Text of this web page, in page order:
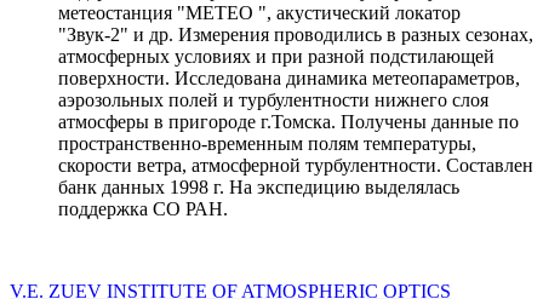
метеостанция "МЕТЕО ", акустический локатор
"Звук-2" и др. Измерения проводились в разных сезонах,
атмосферных условиях и при разной подстилающей
поверхности. Исследована динамика метеопараметров,
аэрозольных полей и турбулентности нижнего слоя
атмосферы в пригороде г.Томска. Получены данные по
пространственно-временным полям температуры,
скорости ветра, атмосферной турбулентности. Составлен
банк данных 1998 г. На экспедицию выделялась
поддержка СО РАН.
V.E. ZUEV INSTITUTE OF ATMOSPHERIC OPTICS